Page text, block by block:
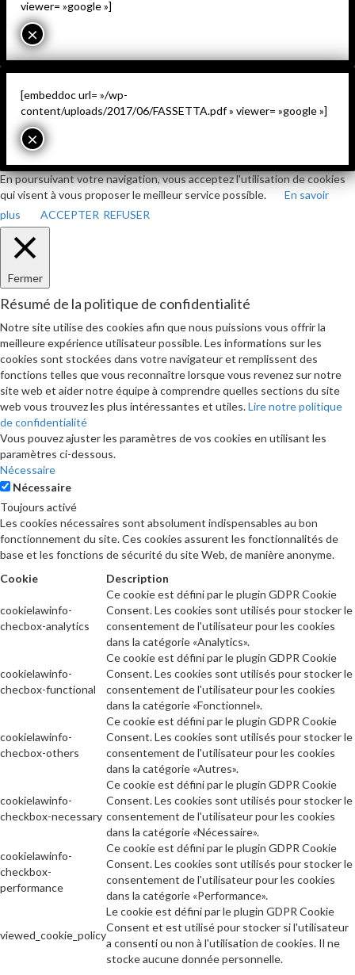
viewer= »google »]
×
[embeddoc url= »/wp-
content/uploads/2017/06/FASSETTA.pdf » viewer= »google »]
×
En poursuivant votre navigation, vous acceptez l'utilisation de cookies
qui visent à vous proposer le meilleur service possible.
En savoir
plus
ACCEPTER REFUSER
Fermer
Résumé de la politique de confidentialité
Notre site utilise des cookies afin que nous puissions vous offrir la
meilleure expérience utilisateur possible. Les informations sur les
cookies sont stockées dans votre navigateur et remplissent des
fonctions telles que vous reconnaître lorsque vous revenez sur notre
site web et aider notre équipe à comprendre quelles sections du site
web vous trouvez les plus intéressantes et utiles.Lire notre politique
de confidentialité
Vous pouvez ajuster les paramètres de vos cookies en utilisant les
paramètres ci-dessous.
Nécessaire
Nécessaire
Toujours activé
Les cookies nécessaires sont absolument indispensables au bon
fonctionnement du site. Ces cookies assurent les fonctionnalités de
base et les fonctions de sécurité du site Web, de manière anonyme.
Cookie
Description
cookielawinfo-
checbox-analytics
Ce cookie est défini par le plugin GDPR Cookie
Consent. Les cookies sont utilisés pour stocker le
consentement de l'utilisateur pour les cookies
dans la catégorie «Analytics».
cookielawinfo-
checbox-functional
Ce cookie est défini par le plugin GDPR Cookie
Consent. Les cookies sont utilisés pour stocker le
consentement de l'utilisateur pour les cookies
dans la catégorie «Fonctionnel».
cookielawinfo-
checbox-others
Ce cookie est défini par le plugin GDPR Cookie
Consent. Les cookies sont utilisés pour stocker le
consentement de l'utilisateur pour les cookies
dans la catégorie «Autres».
cookielawinfo-
checkbox-necessary
Ce cookie est défini par le plugin GDPR Cookie
Consent. Les cookies sont utilisés pour stocker le
consentement de l'utilisateur pour les cookies
dans la catégorie «Nécessaire».
cookielawinfo-
checkbox-
performance
Ce cookie est défini par le plugin GDPR Cookie
Consent. Les cookies sont utilisés pour stocker le
consentement de l'utilisateur pour les cookies
dans la catégorie «Performance».
viewed_cookie_policy
Le cookie est défini par le plugin GDPR Cookie
Consent et est utilisé pour stocker si l'utilisateur
a consenti ou non à l'utilisation de cookies. Il ne
stocke aucune donnée personnelle.